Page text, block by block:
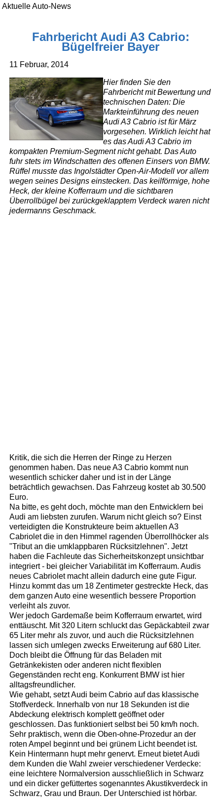
Aktuelle Auto-News
Fahrbericht Audi A3 Cabrio:
Bügelfreier Bayer
11 Februar, 2014
Hier finden Sie den
Fahrbericht mit Bewertung und
technischen Daten: Die
Markteinführung des neuen
Audi A3 Cabrio ist für März
vorgesehen. Wirklich leicht hat
es das Audi A3 Cabrio im
kompakten Premium-Segment nicht gehabt. Das Auto
fuhr stets im Windschatten des offenen Einsers von BMW.
Rüffel musste das Ingolstädter Open-Air-Modell vor allem
wegen seines Designs einstecken. Das keilförmige, hohe
Heck, der kleine Kofferraum und die sichtbaren
Überrollbügel bei zurückgeklapptem Verdeck waren nicht
jedermanns Geschmack.
Kritik, die sich die Herren der Ringe zu Herzen
genommen haben. Das neue A3 Cabrio kommt nun
wesentlich schicker daher und ist in der Länge
beträchtlich gewachsen. Das Fahrzeug kostet ab 30.500
Euro.
Na bitte, es geht doch, möchte man den Entwicklern bei
Audi am liebsten zurufen. Warum nicht gleich so? Einst
verteidigten die Konstrukteure beim aktuellen A3
Cabriolet die in den Himmel ragenden Überrollhöcker als
"Tribut an die umklappbaren Rücksitzlehnen". Jetzt
haben die Fachleute das Sicherheitskonzept unsichtbar
integriert - bei gleicher Variabilität im Kofferraum. Audis
neues Cabriolet macht allein dadurch eine gute Figur.
Hinzu kommt das um 18 Zentimeter gestreckte Heck, das
dem ganzen Auto eine wesentlich bessere Proportion
verleiht als zuvor.
Wer jedoch Gardemaße beim Kofferraum erwartet, wird
enttäuscht. Mit 320 Litern schluckt das Gepäckabteil zwar
65 Liter mehr als zuvor, und auch die Rücksitzlehnen
lassen sich umlegen zwecks Erweiterung auf 680 Liter.
Doch bleibt die Öffnung für das Beladen mit
Getränkekisten oder anderen nicht flexiblen
Gegenständen recht eng. Konkurrent BMW ist hier
alltagsfreundlicher.
Wie gehabt, setzt Audi beim Cabrio auf das klassische
Stoffverdeck. Innerhalb von nur 18 Sekunden ist die
Abdeckung elektrisch komplett geöffnet oder
geschlossen. Das funktioniert selbst bei 50 km/h noch.
Sehr praktisch, wenn die Oben-ohne-Prozedur an der
roten Ampel beginnt und bei grünem Licht beendet ist.
Kein Hintermann hupt mehr genervt. Erneut bietet Audi
dem Kunden die Wahl zweier verschiedener Verdecke:
eine leichtere Normalversion ausschließlich in Schwarz
und ein dicker gefüttertes sogenanntes Akustikverdeck in
Schwarz, Grau und Braun. Der Unterschied ist hörbar.